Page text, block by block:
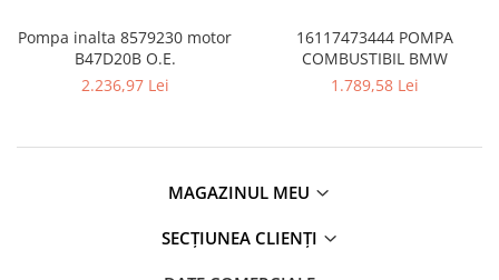
Absorbant bara fata
Absorbant bara V
Actuator capsa capota
Pompa inalta 8579230 motor
B47D20B O.E.
2.236,97 Lei
16117473444 POMPA
COMBUSTIBIL BMW
1.789,58 Lei
MAGAZINUL MEU
SECȚIUNEA CLIENȚI